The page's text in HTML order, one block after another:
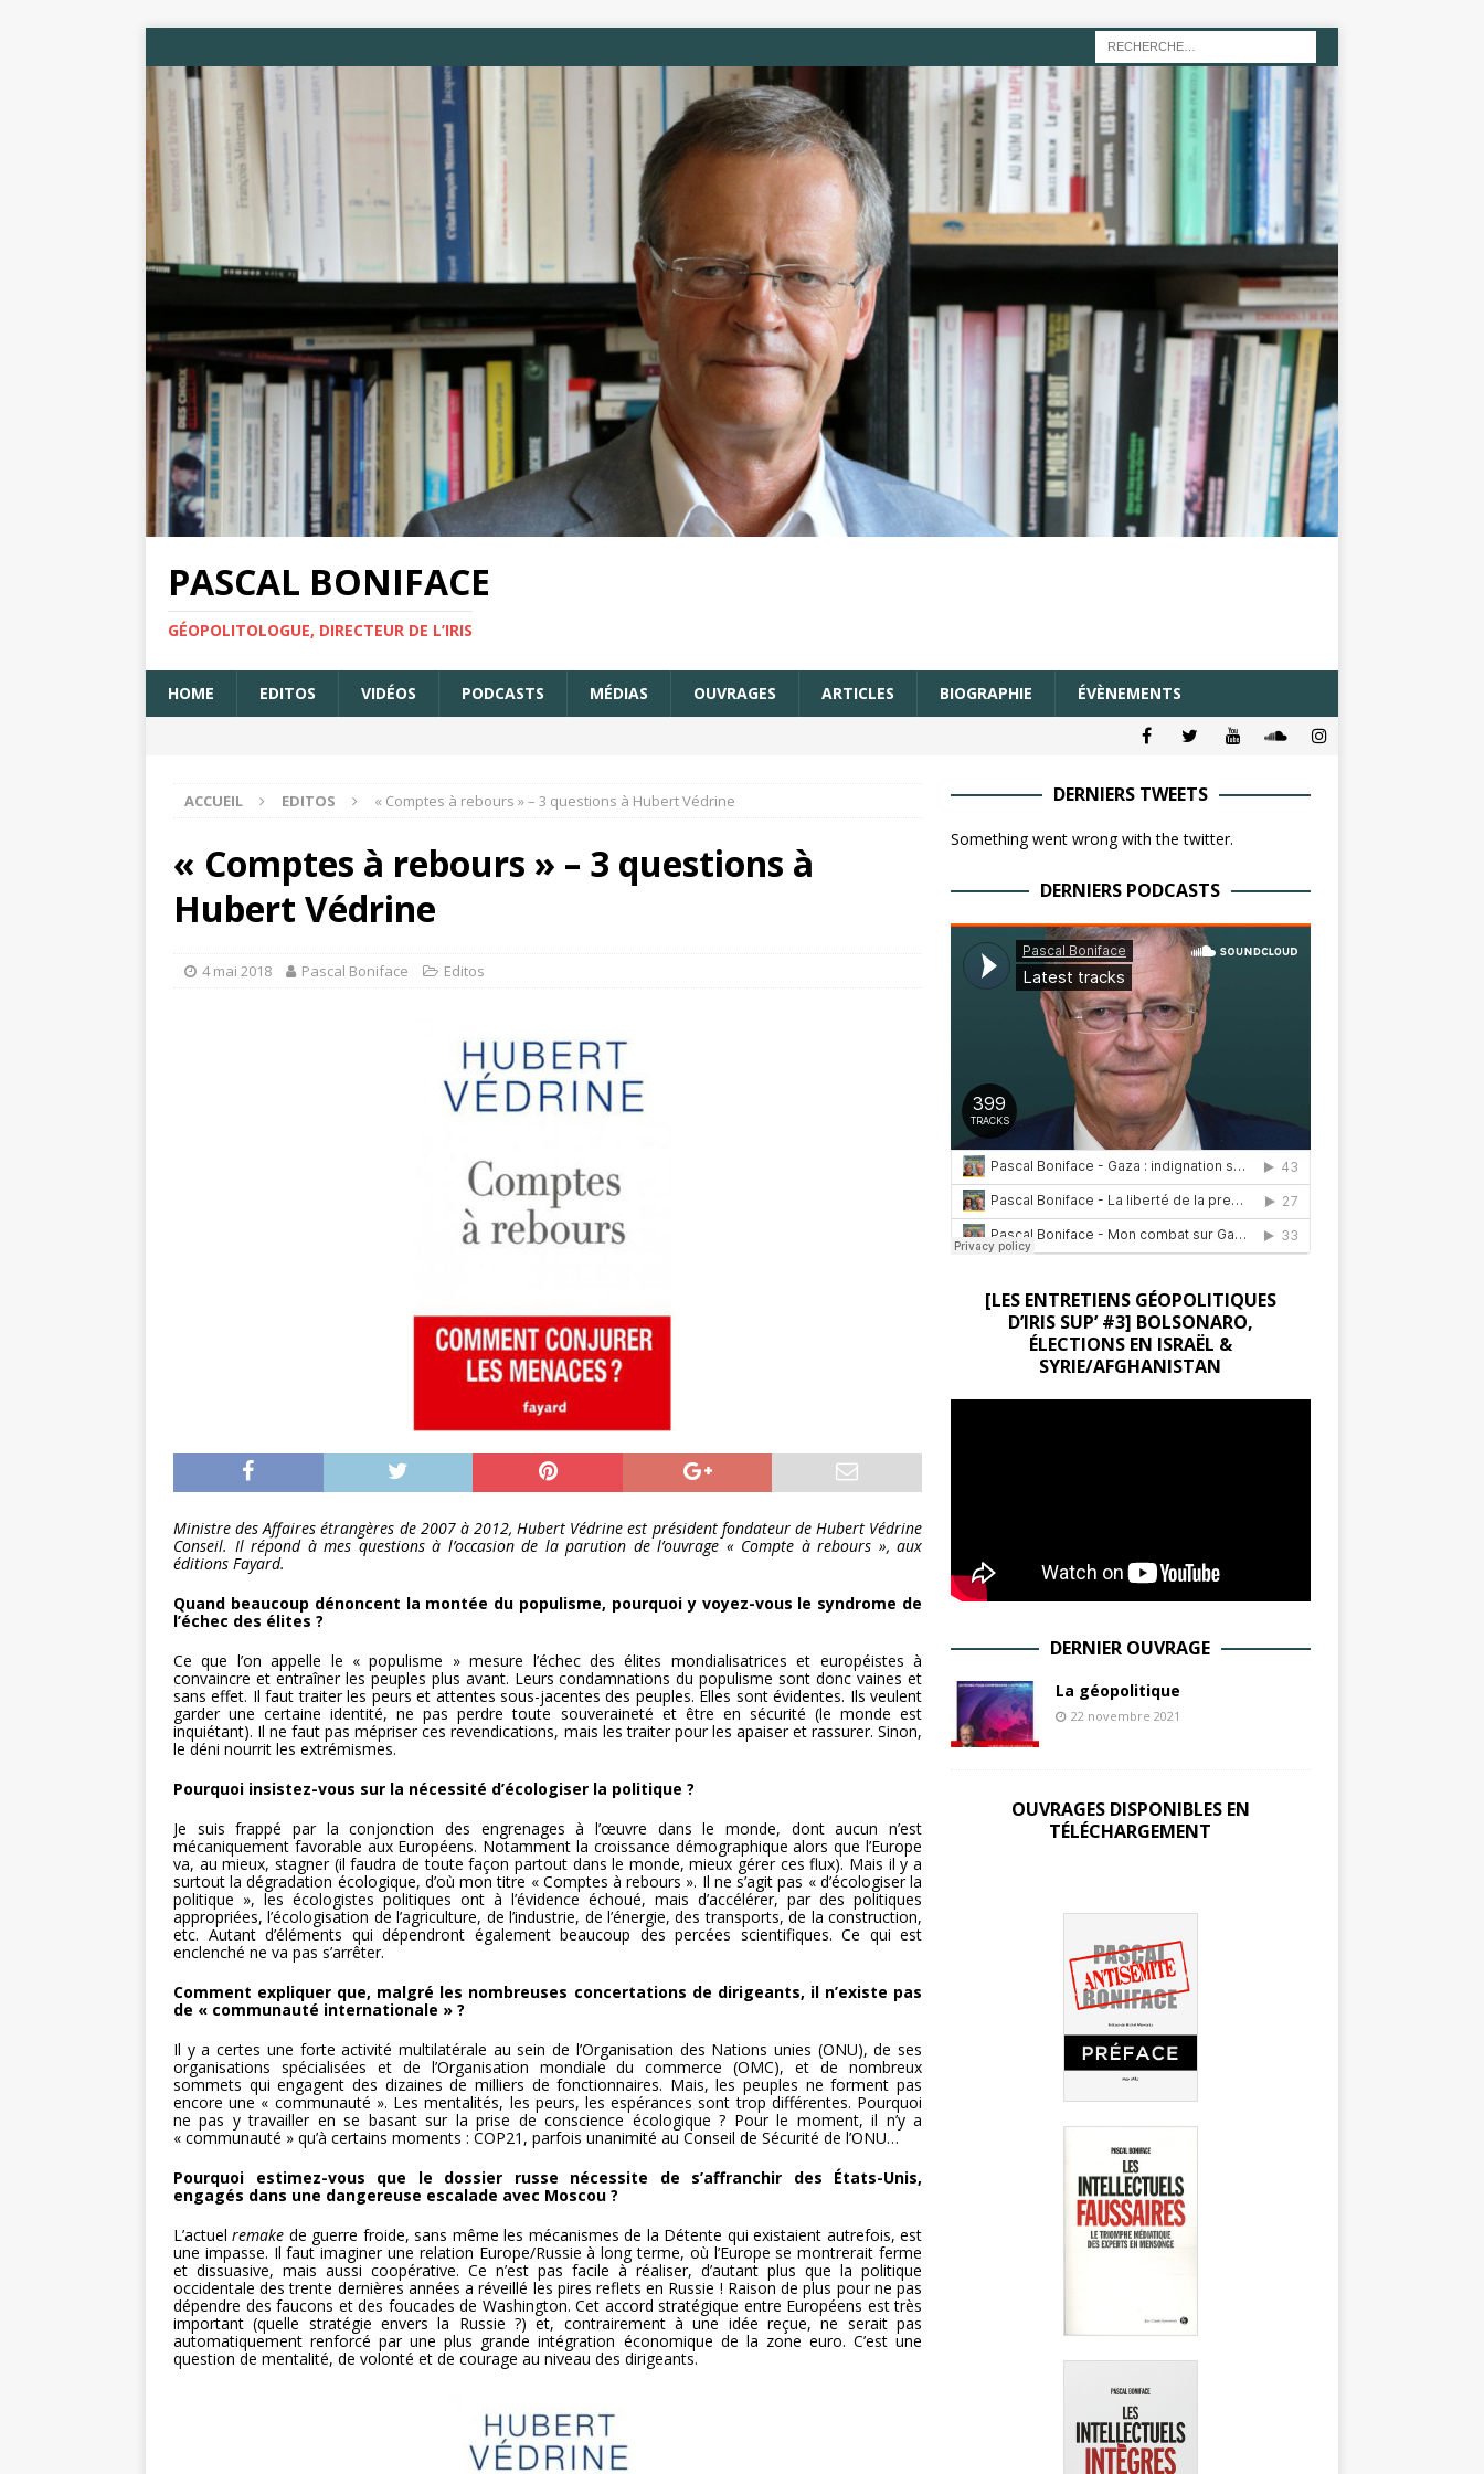
PASCAL BONIFACE
GÉOPOLITOLOGUE, DIRECTEUR DE L’IRIS
HOME EDITOS VIDÉOS PODCASTS MÉDIAS OUVRAGES ARTICLES BIOGRAPHIE ÉVÈNEMENTS
ACCUEIL EDITOS « Comptes à rebours » – 3 questions à Hubert Védrine
« Comptes à rebours » – 3 questions à
Hubert Védrine
4 mai 2018 Pascal Boniface Editos
Ministre des Affaires étrangères de 2007 à 2012, Hubert Védrine est président fondateur de Hubert Védrine
Conseil. Il répond à mes questions à l’occasion de la parution de l’ouvrage « Compte à rebours », aux
éditions Fayard.
Quand beaucoup dénoncent la montée du populisme, pourquoi y voyez-vous le syndrome de
l’échec des élites ?
Ce que l’on appelle le « populisme » mesure l’échec des élites mondialisatrices et européistes à
convaincre et entraîner les peuples plus avant. Leurs condamnations du populisme sont donc vaines et
sans effet. Il faut traiter les peurs et attentes sous-jacentes des peuples. Elles sont évidentes. Ils veulent
garder une certaine identité, ne pas perdre toute souveraineté et être en sécurité (le monde est
inquiétant). Il ne faut pas mépriser ces revendications, mais les traiter pour les apaiser et rassurer. Sinon,
le déni nourrit les extrémismes.
Pourquoi insistez-vous sur la nécessité d’écologiser la politique ?
Je suis frappé par la conjonction des engrenages à l’œuvre dans le monde, dont aucun n’est
mécaniquement favorable aux Européens. Notamment la croissance démographique alors que l’Europe
va, au mieux, stagner (il faudra de toute façon partout dans le monde, mieux gérer ces flux). Mais il y a
surtout la dégradation écologique, d’où mon titre « Comptes à rebours ». Il ne s’agit pas « d’écologiser la
politique », les écologistes politiques ont à l’évidence échoué, mais d’accélérer, par des politiques
appropriées, l’écologisation de l’agriculture, de l’industrie, de l’énergie, des transports, de la construction,
etc. Autant d’éléments qui dépendront également beaucoup des percées scientifiques. Ce qui est
enclenché ne va pas s’arrêter.
Comment expliquer que, malgré les nombreuses concertations de dirigeants, il n’existe pas
de « communauté internationale » ?
Il y a certes une forte activité multilatérale au sein de l’Organisation des Nations unies (ONU), de ses
organisations spécialisées et de l’Organisation mondiale du commerce (OMC), et de nombreux
sommets qui engagent des dizaines de milliers de fonctionnaires. Mais, les peuples ne forment pas
encore une « communauté ». Les mentalités, les peurs, les espérances sont trop différentes. Pourquoi
ne pas y travailler en se basant sur la prise de conscience écologique ? Pour le moment, il n’y a
« communauté » qu’à certains moments : COP21, parfois unanimité au Conseil de Sécurité de l’ONU…
Pourquoi estimez-vous que le dossier russe nécessite de s’affranchir des États-Unis,
engagés dans une dangereuse escalade avec Moscou ?
L’actuelremake de guerre froide, sans même les mécanismes de la Détente qui existaient autrefois, est
une impasse. Il faut imaginer une relation Europe/Russie à long terme, où l’Europe se montrerait ferme
et dissuasive, mais aussi coopérative. Ce n’est pas facile à réaliser, d’autant plus que la politique
occidentale des trente dernières années a réveillé les pires reflets en Russie ! Raison de plus pour ne pas
dépendre des faucons et des foucades de Washington. Cet accord stratégique entre Européens est très
important (quelle stratégie envers la Russie ?) et, contrairement à une idée reçue, ne serait pas
automatiquement renforcé par une plus grande intégration économique de la zone euro. C’est une
question de mentalité, de volonté et de courage au niveau des dirigeants.
DERNIERS TWEETS
Something went wrong with the twitter.
DERNIERS PODCASTS
[LES ENTRETIENS GÉOPOLITIQUES
D’IRIS SUP’ #3] BOLSONARO,
ÉLECTIONS EN ISRAËL &
SYRIE/AFGHANISTAN
DERNIER OUVRAGE
La géopolitique
22 novembre 2021
OUVRAGES DISPONIBLES EN
TÉLÉCHARGEMENT